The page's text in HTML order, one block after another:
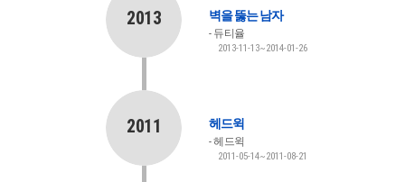
2013 벽을 뚫는 남자
듀티율
2013-11-13~2014-01-26
2011 헤드윅
헤드윅
2011-05-14~2011-08-21